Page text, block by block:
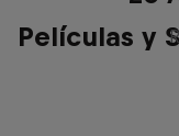
Películas y